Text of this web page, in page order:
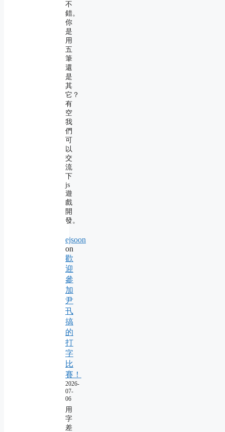
不
錯。
你
是
用
五
筆
還
是
其
它？
有
空
我
們
可
以
交
流
下
js
遊
戲
開
發。
ejsoon
on
歡
迎
參
加
尹
卂
搞
的
打
字
比
賽！
2026-
07-
06
用
字
差